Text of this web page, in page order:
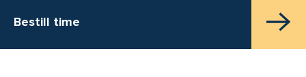
Bestill time